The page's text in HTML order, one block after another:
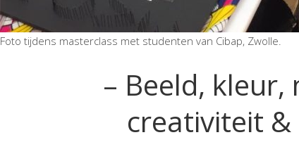
Foto tijdens masterclass met studenten van Cibap, Zwolle.
– Beeld,
creativiteit